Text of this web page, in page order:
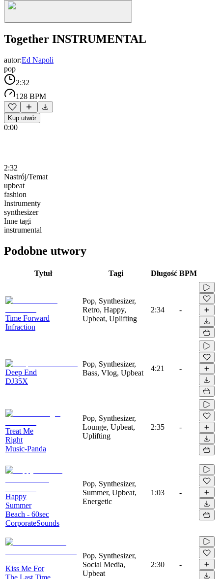
Together INSTRUMENTAL
autor:Ed Napoli
pop
2:32
128 BPM
Kup utwór
0:00
2:32
Nastrój/Temat
upbeat
fashion
Instrumenty
synthesizer
Inne tagi
instrumental
Podobne utwory
Tytuł Tagi Długość BPM
Time Forward
Infraction
Pop, Synthesizer,
Retro, Happy,
Upbeat, Uplifting
2:34 -
Deep End
DJ35X
Pop, Synthesizer,
Bass, Vlog, Upbeat
4:21 -
Treat Me
Right
Music-Panda
Pop, Synthesizer,
Lounge, Upbeat,
Uplifting
2:35 -
Happy
Summer
Beach - 60sec
CorporateSounds
Pop, Synthesizer,
Summer, Upbeat,
Energetic
1:03 -
Kiss Me For
The Last Time
Pop, Synthesizer,
Social Media,
Upbeat
2:30 -